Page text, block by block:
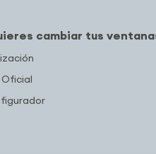
cambiar tus
Oficial